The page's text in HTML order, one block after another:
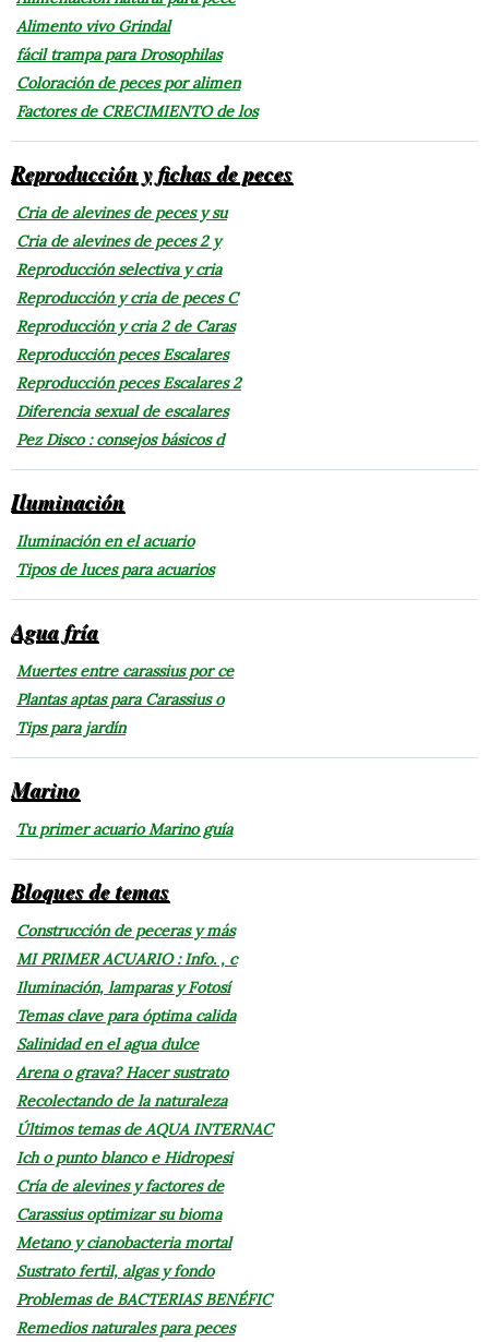
Alimento vivo Grindal
fácil trampa para Drosophilas
Coloración de peces por alimen
Factores de CRECIMIENTO de los
Reproducción y fichas de peces
Cria de alevines de peces y su
Cria de alevines de peces 2 y
Reproducción selectiva y cria
Reproducción y cria de peces C
Reproducción y cria 2 de Caras
Reproducción peces Escalares
Reproducción peces Escalares 2
Diferencia sexual de escalares
Pez Disco : consejos básicos d
Iluminación
Iluminación en el acuario
Tipos de luces para acuarios
Agua fría
Muertes entre carassius por ce
Plantas aptas para Carassius o
Tips para jardín
Marino
Tu primer acuario Marino guía
Bloques de temas
Construcción de peceras y más
MI PRIMER ACUARIO : Info. , c
Iluminación, lamparas y Fotosí
Temas clave para óptima calida
Salinidad en el agua dulce
Arena o grava? Hacer sustrato
Recolectando de la naturaleza
Últimos temas de AQUA INTERNAC
Ich o punto blanco e Hidropesi
Cría de alevines y factores de
Carassius optimizar su bioma
Metano y cianobacteria mortal
Sustrato fertil, algas y fondo
Problemas de BACTERIAS BENÉFIC
Remedios naturales para peces